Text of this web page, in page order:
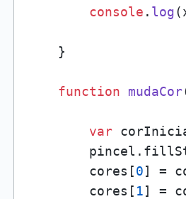
console . log
    }
function mudaCor
var
        pincel.
        cores[
0] =
        cores[
1] =